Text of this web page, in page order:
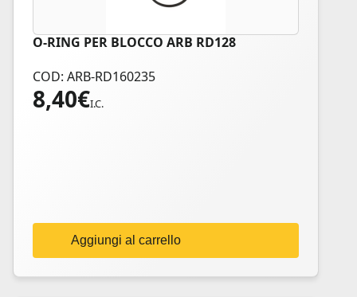
O-RING PER BLOCCO ARB RD128
COD: ARB-RD160235
8,40€I.C.
Aggiungi al carrello